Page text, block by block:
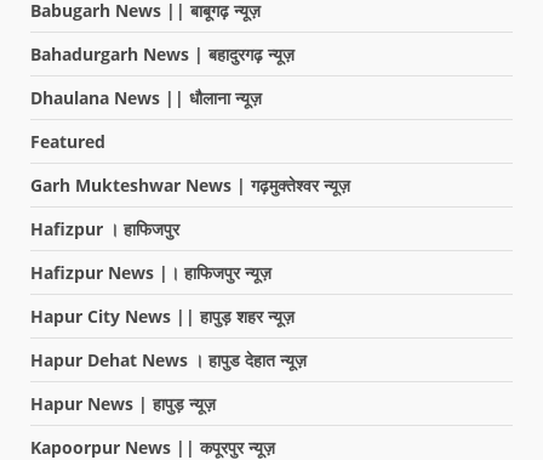
Babugarh News || बाबूगढ़ न्यूज़
Bahadurgarh News | बहादुरगढ़ न्यूज़
Dhaulana News || धौलाना न्यूज़
Featured
Garh Mukteshwar News | गढ़मुक्तेश्वर न्यूज़
Hafizpur । हाफिजपुर
Hafizpur News |। हाफिजपुर न्यूज़
Hapur City News || हापुड़ शहर न्यूज़
Hapur Dehat News । हापुड देहात न्यूज़
Hapur News | हापुड़ न्यूज़
Kapoorpur News || कपूरपुर न्यूज़